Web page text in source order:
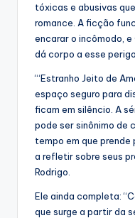
tóxicas e abusivas
romance. A ficção
encarar o incômodo,
dá corpo a esse
“‘Estranho Jeito de
espaço seguro para
ficam em silêncio. A
pode ser sinônimo de
tempo em que prende
a refletir sobre seus
Rodrigo.
Ele ainda completa:
que surge a partir da